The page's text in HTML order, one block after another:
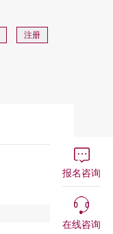
注册
报名咨询
在线咨询